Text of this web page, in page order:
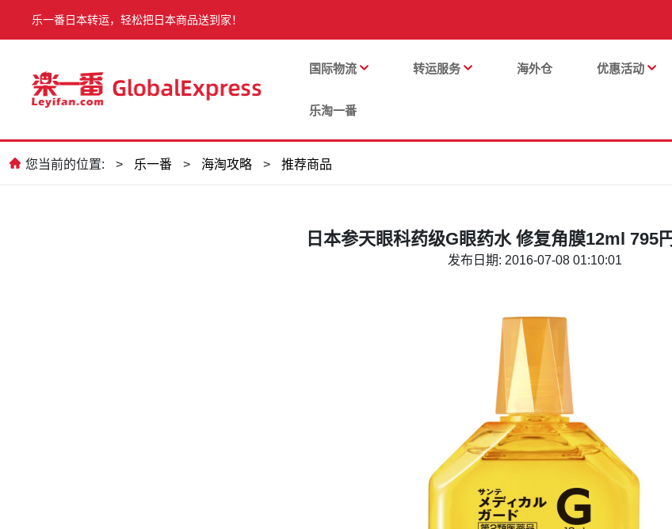
乐一番日本转运，轻松把日本商品送到家！
国际物流 转运服务 海外仓 优惠活动
乐淘一番
您当前的位置: > 乐一番 > 海淘攻略 > 推荐商品
日本参天眼科药级G眼药水 修复角膜12ml 795
发布日期: 2016-07-08 01:10:01